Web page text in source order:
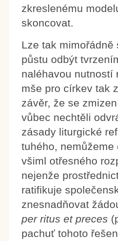
zkreslenému
skoncovat.
Lze tak
půstu odbýt
naléhavou nutností
mše pro církev tak
závěr, že se
vůbec nechtěli
zásady liturgické
tuhého,
všiml otřesného
nejenže
ratifikuje
znesnadňovat
per ritus et preces
pachuť tohoto